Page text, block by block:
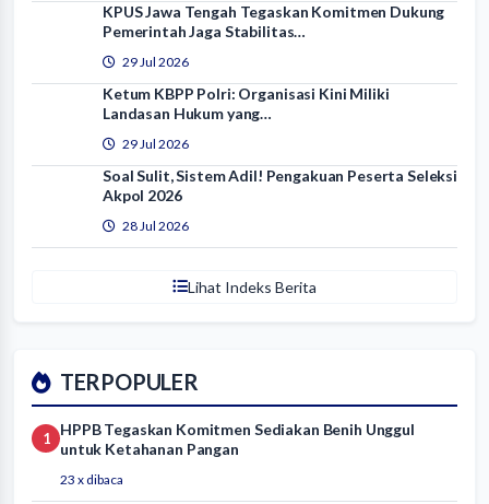
KPUS Jawa Tengah Tegaskan Komitmen Dukung
Pemerintah Jaga Stabilitas…
29 Jul 2026
Ketum KBPP Polri: Organisasi Kini Miliki
Landasan Hukum yang…
29 Jul 2026
Soal Sulit, Sistem Adil! Pengakuan Peserta Seleksi
Akpol 2026
28 Jul 2026
Lihat Indeks Berita
TERPOPULER
1
HPPB Tegaskan Komitmen Sediakan Benih Unggul
untuk Ketahanan Pangan
23 x dibaca